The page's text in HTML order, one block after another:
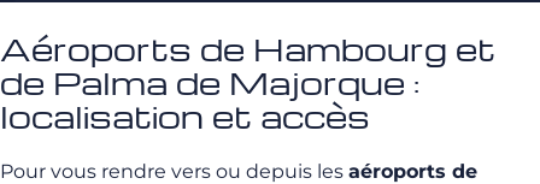
Aéroports de Hambourg et
de Palma de Majorque :
localisation et accès
Pour vous rendre vers ou depuis les aéroports de